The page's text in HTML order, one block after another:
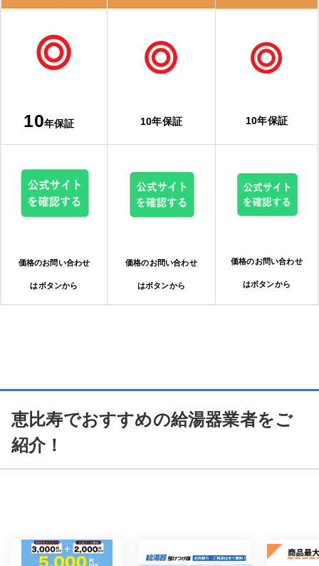
10年保証 10年保証 10年保証
価格のお問い合わせ
はボタンから
価格のお問い合わせ
はボタンから
価格のお問い合わせ
はボタンから
恵比寿でおすすめの給湯器業者をご
紹介！